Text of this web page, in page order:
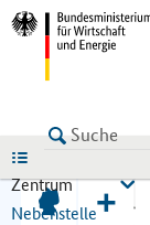
Zentrum
Nebenstelle+